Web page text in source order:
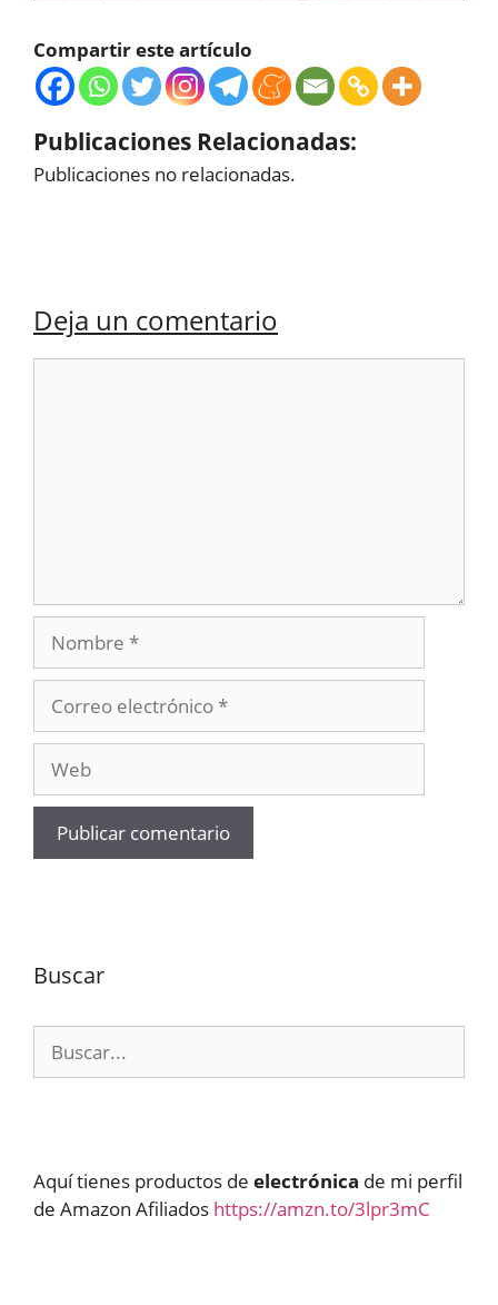
Compartir este artículo
Publicaciones Relacionadas:
Publicaciones no relacionadas.
Deja un comentario
Nombre
electrónico
Buscar
Aquí tienes productos de electrónica de mi perfil
de Amazon Afiliados https://amzn.to/3lpr3mC